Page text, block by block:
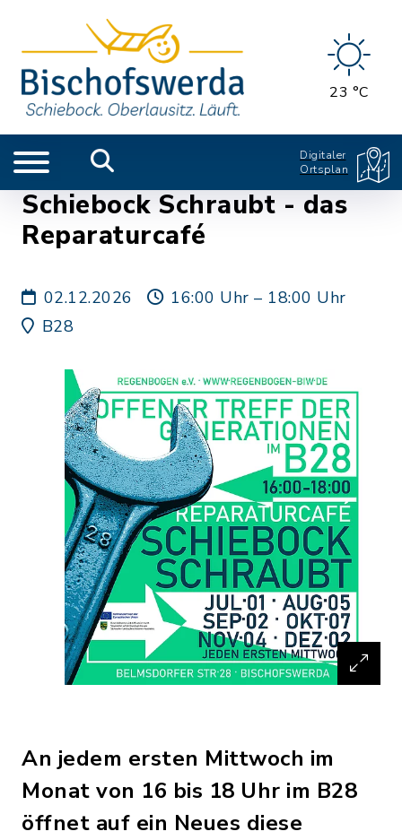
23 °C
Digitaler
Ortsplan
Schiebock Schraubt - das
Reparaturcafé
02.12.2026
16:00 Uhr – 18:00 Uhr
B28
An jedem ersten Mittwoch im
Monat von 16 bis 18 Uhr im B28
öffnet auf ein Neues diese